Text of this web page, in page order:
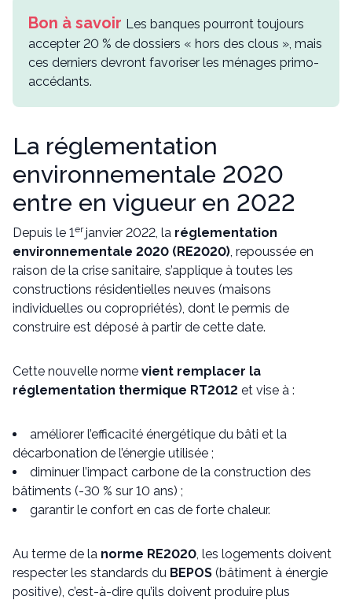
Les banques pourront toujours
accepter 20 % de dossiers « hors des clous », mais
ces derniers devront favoriser les ménages primo-
accédants.
La réglementation
environnementale 2020
entre en vigueur en 2022
Depuis le 1erjanvier 2022, la réglementation
environnementale 2020 (RE2020), repoussée en
raison de la crise sanitaire, s’applique à toutes les
constructions résidentielles neuves (maisons
individuelles ou copropriétés), dont le permis de
construire est déposé à partir de cette date.
Cette nouvelle norme vient remplacer la
réglementation thermique RT2012 et vise à :
améliorer l’efficacité énergétique du bâti et la
décarbonation de l’énergie utilisée ;
diminuer l’impact carbone de la construction des
bâtiments (-30 % sur 10 ans) ;
garantir le confort en cas de forte chaleur.
Au terme de la norme RE2020, les logements doivent
respecter les standards du BEPOS (bâtiment à énergie
positive), c’est-à-dire qu’ils doivent produire plus